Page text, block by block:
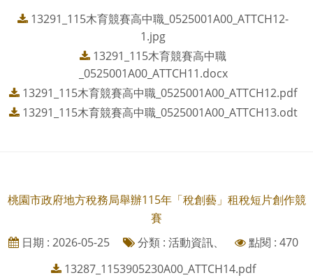
13291_115木育競賽高中職_0525001A00_ATTCH12-
1.jpg
13291_115木育競賽高中職
_0525001A00_ATTCH11.docx
13291_115木育競賽高中職_0525001A00_ATTCH12.pdf
13291_115木育競賽高中職_0525001A00_ATTCH13.odt
桃園市政府地方稅務局舉辦115年「稅創藝」租稅短片創作競
賽
日期 : 2026-05-25
分類 : 活動資訊、
點閱 : 470
13287_1153905230A00_ATTCH14.pdf